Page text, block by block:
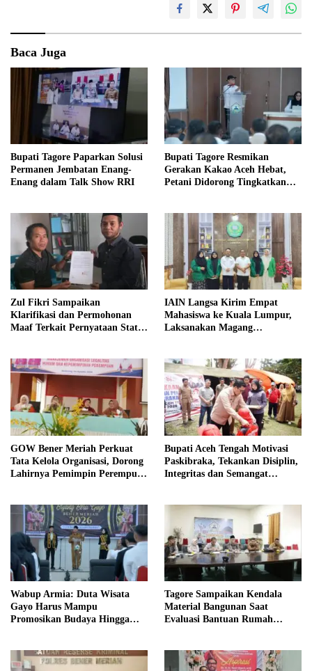
Baca Juga
Bupati Tagore Paparkan Solusi
Permanen Jembatan Enang-
Enang dalam Talk Show RRI
Bupati Tagore Resmikan
Gerakan Kakao Aceh Hebat,
Petani Didorong Tingkatkan
Zul Fikri Sampaikan
Klarifikasi dan Permohonan
Maaf Terkait Pernyataan Status
IAIN Langsa Kirim Empat
Mahasiswa ke Kuala Lumpur,
Laksanakan Magang
GOW Bener Meriah Perkuat
Tata Kelola Organisasi, Dorong
Lahirnya Pemimpin Perempuan
Bupati Aceh Tengah Motivasi
Paskibraka, Tekankan Disiplin,
Integritas dan Semangat
Wabup Armia: Duta Wisata
Gayo Harus Mampu
Promosikan Budaya Hingga
Tagore Sampaikan Kendala
Material Bangunan Saat
Evaluasi Bantuan Rumah